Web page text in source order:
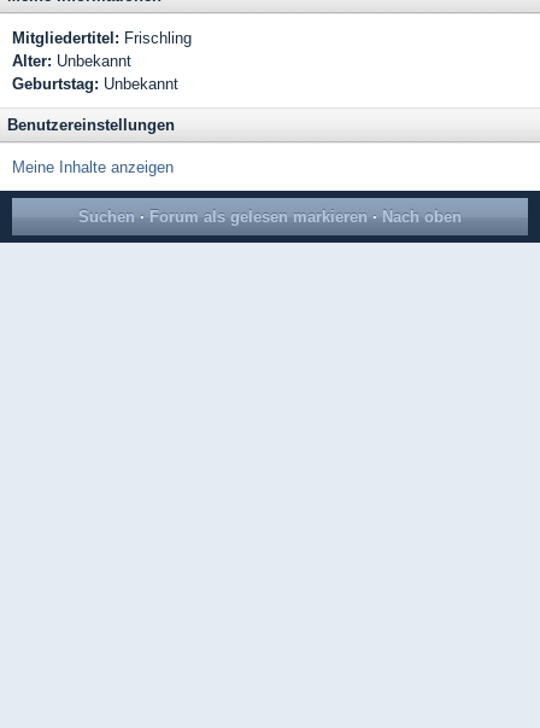
Mitgliedertitel: Frischling
Alter: Unbekannt
Geburtstag: Unbekannt
Benutzereinstellungen
Meine Inhalte anzeigen
Suchen · Forum als gelesen markieren · Nach oben